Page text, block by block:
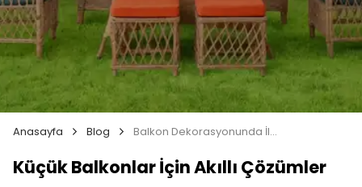
Anasayfa Blog Balkon Dekorasyonunda İlk Adımlar: Alanınızı Tanıyın
Küçük Balkonlar İçin Akıllı Çözümler